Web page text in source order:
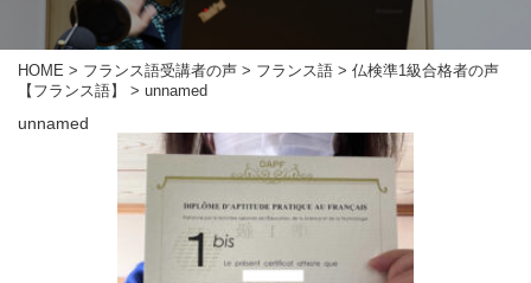
HOME > フランス語受講者の声 > フランス語 > 仏検準1級合格者の声
【フランス語】
> unnamed
unnamed